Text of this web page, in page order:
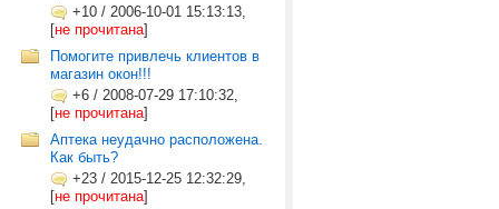
+10 / 2006-10-01 15:13:13,
[не прочитана]
Помогите привлечь клиентов в
магазин окон!!!
+6 / 2008-07-29 17:10:32,
[не прочитана]
Аптека неудачно расположена.
Как быть?
+23 / 2015-12-25 12:32:29,
[не прочитана]